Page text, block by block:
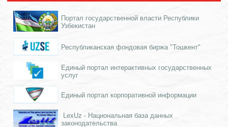
Портал государственной власти Республики
Узбекистан
Республиканская фондовая биржа "Тошкент"
Единый портал интерактивных государственных
услуг
Единый портал корпоративной информации
LexUz - Национальная база данных
законодательства